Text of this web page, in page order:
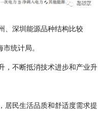
、深圳能源品种结构比较
统计局。
，不断抵消技术进步和产业升
居民生活品质和舒适度需求提